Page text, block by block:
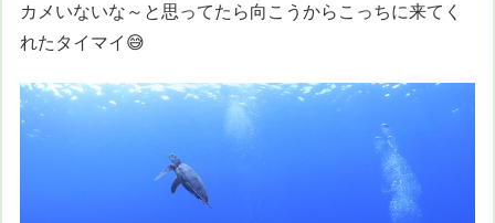
カメいないな～と思ってたら向こうからこっちに来てく
れたタイマイ😅